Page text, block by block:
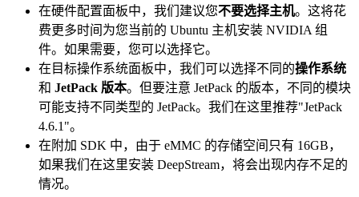
在硬件配置面板中，我们建议您不要选择主机。这将花
费更多时间为您当前的 Ubuntu 主机安装 NVIDIA 组
件。如果需要，您可以选择它。
在目标操作系统面板中，我们可以选择不同的操作系统
和 JetPack 版本。但要注意 JetPack 的版本，不同的模块
可能支持不同类型的 JetPack。我们在这里推荐"JetPack
4.6.1"。
在附加 SDK 中，由于 eMMC 的存储空间只有 16GB，
如果我们在这里安装 DeepStream，将会出现内存不足的
情况。